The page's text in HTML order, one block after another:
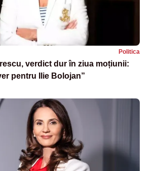
Politica
verdict dur în ziua moțiunii:
pentru Ilie Bolojan”